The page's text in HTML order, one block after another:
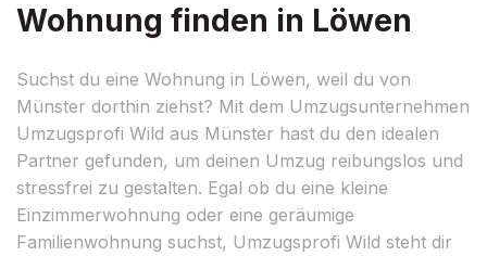
Wohnung finden in Löwen
Suchst du eine Wohnung in Löwen, weil du von
Münster dorthin ziehst? Mit dem Umzugsunternehmen
Umzugsprofi Wild aus Münster hast du den idealen
Partner gefunden, um deinen Umzug reibungslos und
stressfrei zu gestalten. Egal ob du eine kleine
Einzimmerwohnung oder eine geräumige
Familienwohnung suchst, Umzugsprofi Wild steht dir